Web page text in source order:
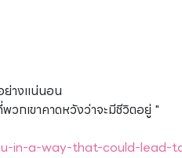
ย่างแน่นอน
วกเขาคาดหวังว่าจะมีชีวิตอยู่ "
in-a-way-that-could-lead-